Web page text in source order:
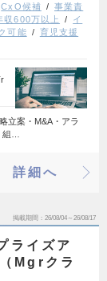
CxO候補
事業責
収600万以上
イ
可能
育児支援
立案・M&A・アラ
組…
詳細へ
掲載期間 26/08/04～26/08/17
ライズア
Mgrクラ